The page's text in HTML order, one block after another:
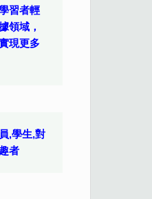
習者輕
領域，
現更多
,學生,對
者